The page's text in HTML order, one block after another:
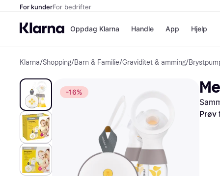
For kunderFor bedrifter
Oppdag Klarna
Betal nå
Betal i 3
Betal innen
Finansiering
Handle
Butikker
App Hjelp
Klarna/Shopping/Barn & Familie/Graviditet & amming/
-16%
Prøv